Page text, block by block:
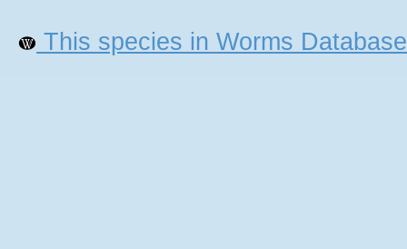
This species in Worms Database